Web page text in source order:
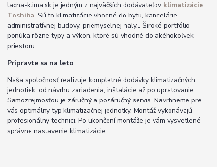
lacna-klima.sk je jedným z najväčších dodávateľov klimatizácie
Toshiba. Sú to klimatizácie vhodné do bytu, kancelárie,
administratívnej budovy, priemyselnej haly... Široké portfólio
ponúka rôzne typy a výkon, ktoré sú vhodné do akéhokoľvek
priestoru.
Pripravte sa na leto
Naša spoločnosť realizuje kompletné dodávky klimatizačných
jednotiek, od návrhu zariadenia, inštalácie až po upratovanie.
Samozrejmosťou je záručný a pozáručný servis. Navrhneme pre
vás optimálny typ klimatizačnej jednotky. Montáž vykonávajú
profesionálny technici. Po ukončení montáže je vám vysvetlené
správne nastavenie klimatizácie.